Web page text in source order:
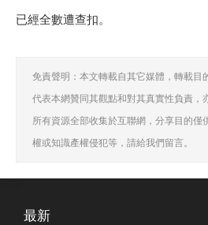
已經全數遭查扣。
免責聲明：本文轉載自其它媒體，轉載目
代表本網贊同其觀點和對其真實性負責，
所有資源全部收集於互聯網，分享目的僅
權或知識產權侵犯等，請給我們留言。
最新